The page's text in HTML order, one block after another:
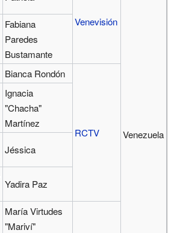
Venevisión
Venezuela
Fabiana
Paredes
Bustamante
Bianca Rondón
RCTV
Ignacia
"Chacha"
Martínez
Jéssica
Yadira Paz
María Virtudes
"Mariví"